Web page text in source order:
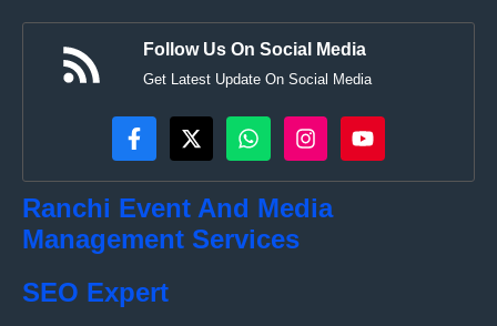
Follow Us On Social Media
Get Latest Update On Social Media
Ranchi Event And Media
Management Services
SEO Expert